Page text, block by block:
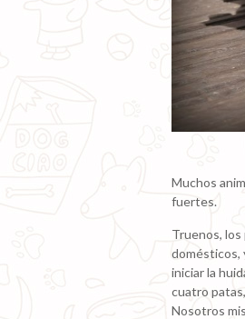
Muchos
fuertes.
Truenos,
domésticos,
iniciar la
cuatro
Nosotros